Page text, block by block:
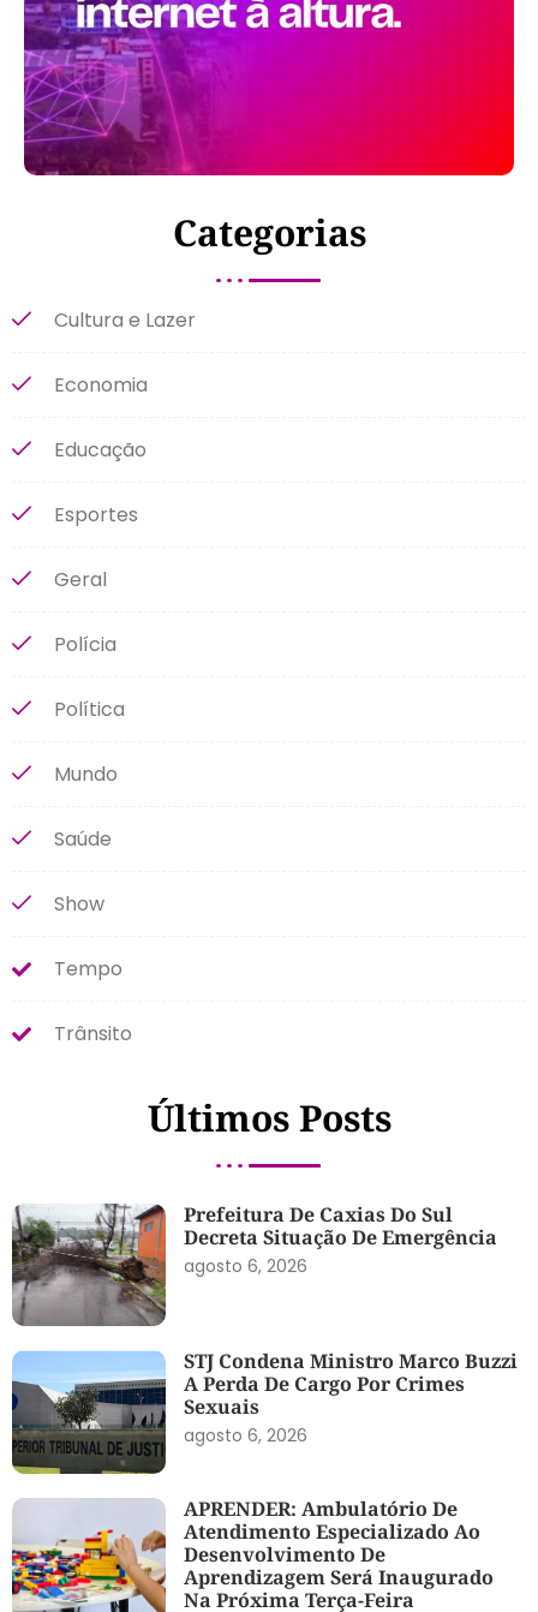
Categorias
Cultura e Lazer
Economia
Educação
Esportes
Geral
Polícia
Política
Mundo
Saúde
Show
Tempo
Trânsito
Últimos Posts
Prefeitura De Caxias Do Sul
Decreta Situação De Emergência
agosto 6, 2026
STJ Condena Ministro Marco Buzzi
A Perda De Cargo Por Crimes
Sexuais
agosto 6, 2026
APRENDER: Ambulatório De
Atendimento Especializado Ao
Desenvolvimento De
Aprendizagem Será Inaugurado
Na Próxima Terça-Feira